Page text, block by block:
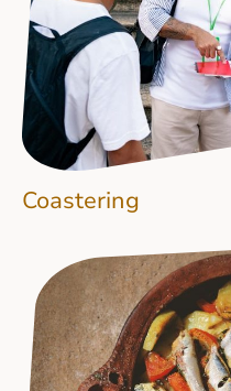
Coastering